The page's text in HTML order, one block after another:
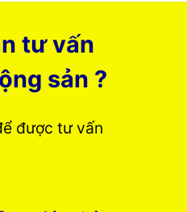
tư vấn
sản ?
được tư vấn